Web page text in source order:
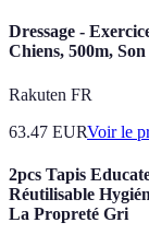
Dressage -
Chiens, 500m,
Rakuten FR
63.47 EURVoir le
2pcs Tapis
Réutilisable
La Propreté Gri